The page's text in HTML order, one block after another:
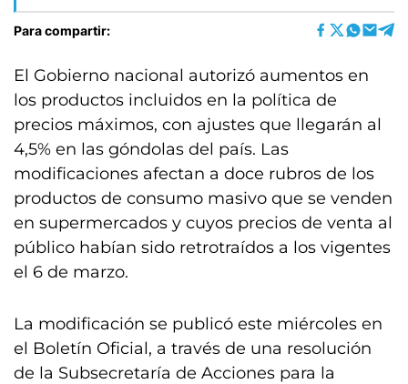
Para compartir:
El Gobierno nacional autorizó aumentos en
los productos incluidos en la política de
precios máximos, con ajustes que llegarán al
4,5% en las góndolas del país. Las
modificaciones afectan a doce rubros de los
productos de consumo masivo que se venden
en supermercados y cuyos precios de venta al
público habían sido retrotraídos a los vigentes
el 6 de marzo.
La modificación se publicó este miércoles en
el Boletín Oficial​, a través de una resolución
de la Subsecretaría de Acciones para la